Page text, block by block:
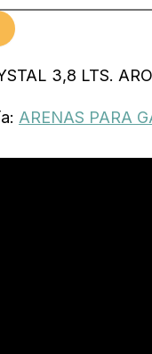
3,8 LTS.
ARENAS PARA